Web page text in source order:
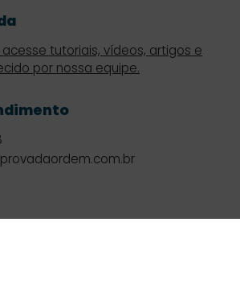
acesse tutoriais, vídeos, artigos e
por nossa equipe.